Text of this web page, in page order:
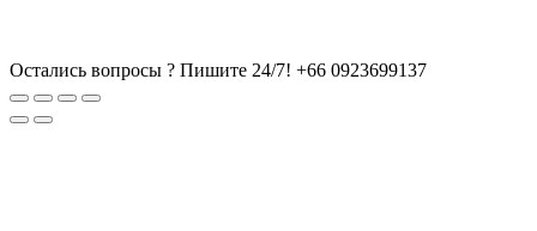
Остались вопросы ? Пишите 24/7! +66 0923699137